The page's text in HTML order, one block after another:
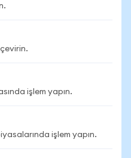
işlem yapın.
işlem yapın.